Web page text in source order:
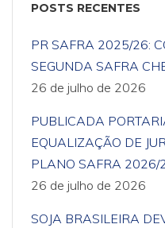
POSTS RECENTES
PR SAFRA 2025/26:
SEGUNDA SAFRA
26 de julho de 2026
PUBLICADA
EQUALIZAÇÃO DE
PLANO SAFRA 2026/
26 de julho de 2026
SOJA BRASILEIRA